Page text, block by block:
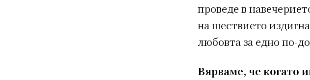
проведе в
на шествието
любовта за едно по-
Вярваме, че когато